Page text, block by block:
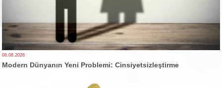
08.08.2026
Modern Dünyanın Yeni Problemi: Cinsiyetsizleştirme